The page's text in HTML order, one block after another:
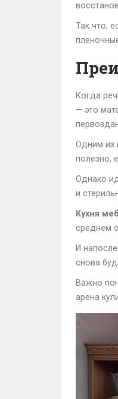
Так что,
Когда
— это
Одним из
полезно,
Однако
и
Кухня
среднем
И
снова
Важно
арена